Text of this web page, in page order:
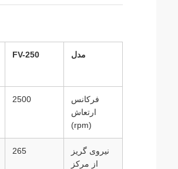
مدل FV-250
فرکانس
ارتعاش
(rpm)
2500
نیروی گریز
از مرکز
265